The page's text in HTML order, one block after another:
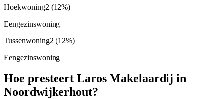
Hoekwoning2 (12%)
Eengezinswoning
Tussenwoning2 (12%)
Eengezinswoning
Hoe presteert Laros Makelaardij in
Noordwijkerhout?